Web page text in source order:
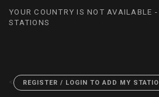
YOUR COUNTRY IS NOT AVAILABLE
STATIONS
< REGISTER / LOGIN TO ADD MY